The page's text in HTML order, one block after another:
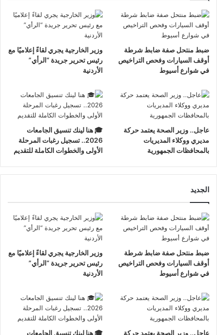
ضبط منتحل صفة ضابط شرطة
أوقف السيارات وفحص التراخيص
في شوارع أسيوط
وزير الخارجية يجري لقاءً إعلاميًا مع
رئيس تحرير جريدة “الرأي”
الأردنية
عاجل.. وزير الصحة يعتمد حركة
مديري ووكلاء المديريات
بالمحافظات الجمهورية
🎓 هنا لينك تنسيق الجامعات
2026.. تسجيل رغبات المرحلة
الأولى والخطوات الكاملة للتقديم
الجديد
ضبط منتحل صفة ضابط شرطة
أوقف السيارات وفحص التراخيص
في شوارع أسيوط
وزير الخارجية يجري لقاءً إعلاميًا مع
رئيس تحرير جريدة “الرأي”
الأردنية
عاجل.. وزير الصحة يعتمد حركة 🎓 هنا لينك تنسيق الجامعات